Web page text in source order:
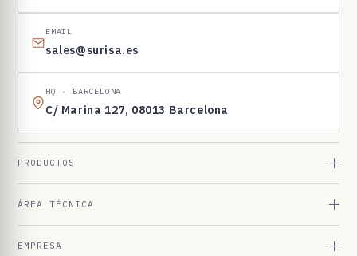
6
3
EMAIL
sales@surisa.es
HQ · BARCELONA
C/ Marina 127, 08013 Barcelona
PRODUCTOS
ÁREA TÉCNICA
EMPRESA